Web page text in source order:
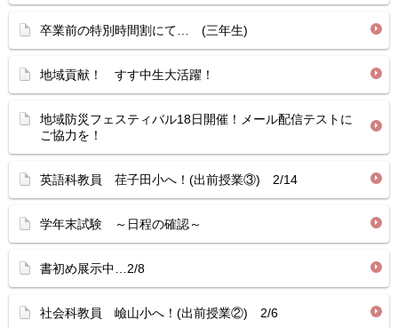
卒業前の特別時間割にて… (三年生)
地域貢献！ すす中生大活躍！
地域防災フェスティバル18日開催！メール配信テストに
ご協力を！
英語科教員 荏子田小へ！(出前授業③) 2/14
学年末試験 ～日程の確認～
書初め展示中…2/8
社会科教員 嶮山小へ！(出前授業②) 2/6